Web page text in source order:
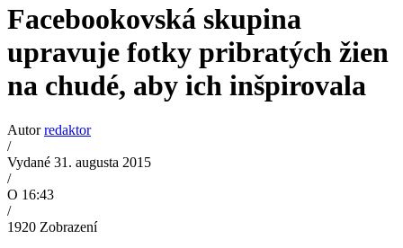
Facebookovská skupina
upravuje fotky pribratých žien
na chudé, aby ich inšpirovala
Autorredaktor
/
Vydané 31. augusta 2015
/
O 16:43
/
1920 Zobrazení